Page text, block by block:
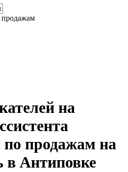
продажам
на
по продажам на
в Антиповке